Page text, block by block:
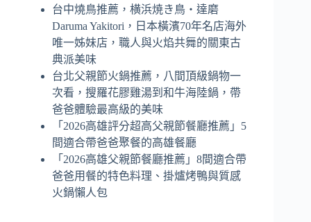
台中燒鳥推薦，横浜焼き鳥‧達磨
Daruma Yakitori，日本橫濱70年名店海外
唯一姊妹店，職人與火焰共舞的關東古
典派美味
台北父親節火鍋推薦，八間頂級鍋物一
次看，搜羅花膠雞湯到和牛海陸鍋，帶
爸爸體驗最高級的美味
「2026高雄評分超高父親節餐廳推薦」5
間適合帶爸爸聚餐的高雄餐廳
「2026高雄父親節餐廳推薦」8間適合帶
爸爸用餐的特色料理、掛爐烤鴨與質感
火鍋懶人包